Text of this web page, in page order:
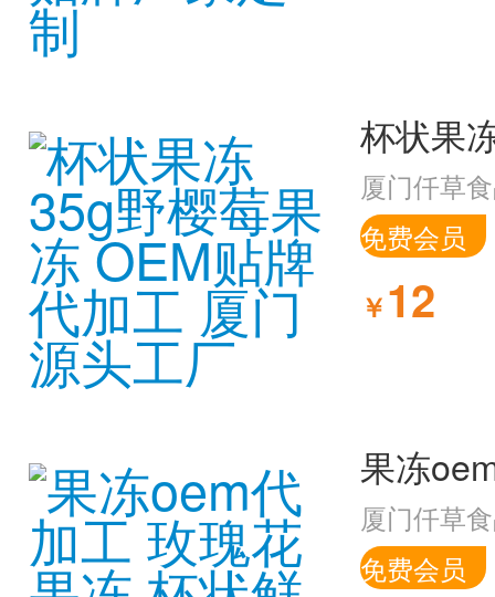
厦门仟草
免费会员
￥12
厦门仟草
免费会员